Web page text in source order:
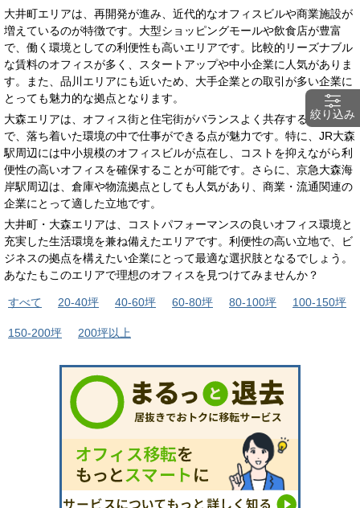
絞り込み
大井町エリアは、再開発が進み、近代的なオフィスビルや商業施設が
増えているのが特徴です。大型ショッピングモールや飲食店が豊富
で、働く環境としての利便性も高いエリアです。比較的リーズナブル
な賃料のオフィスが多く、スタートアップや中小企業に人気がありま
す。また、品川エリアにも近いため、大手企業との取引が多い企業に
とっても魅力的な拠点となります。
大森エリアは、オフィス街と住宅街がバランスよく共存するエリア
で、落ち着いた環境の中で仕事ができる点が魅力です。特に、JR大森
駅周辺には中小規模のオフィスビルが点在し、コストを抑えながら利
便性の高いオフィスを確保することが可能です。さらに、京急大森海
岸駅周辺は、倉庫や物流拠点としても人気があり、商業・流通関連の
企業にとって適した立地です。
大井町・大森エリアは、コストパフォーマンスの良いオフィス環境と
充実した生活環境を兼ね備えたエリアです。利便性の高い立地で、ビ
ジネスの拠点を構えたい企業にとって最適な選択肢となるでしょう。
あなたもこのエリアで理想のオフィスを見つけてみませんか？
すべて 20-40坪 40-60坪 60-80坪 80-100坪 100-150坪
150-200坪 200坪以上